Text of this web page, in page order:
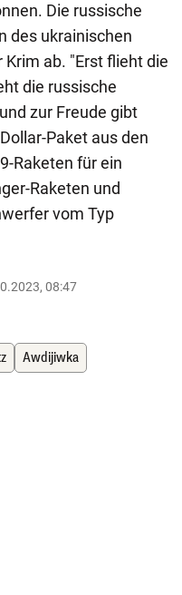
Die russische
des ukrainischen
ab. "Erst flieht die
die russische
zur Freude gibt
Paket aus den
Raketen für ein
Raketen und
vom Typ
08:47
Awdijiwka